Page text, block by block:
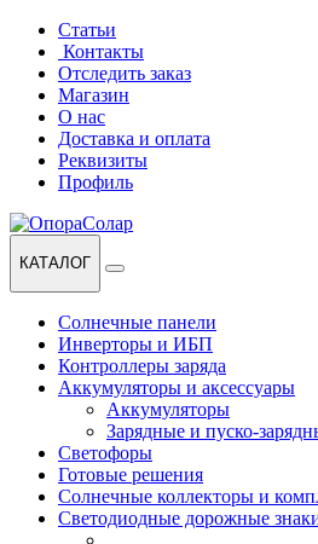
Перейти
навигации
Перейти
содержанию
Статьи
Контакты
Отследить заказ
Магазин
О нас
Доставка и оплата
Реквизиты
Профиль
КАТАЛОГ
Солнечные панели
Инверторы и ИБП
Контроллеры заряда
Аккумуляторы и аксессуары
Аккумуляторы
Зарядные и пуско-
Светофоры
Готовые решения
Солнечные коллекторы и
Светодиодные дорожные